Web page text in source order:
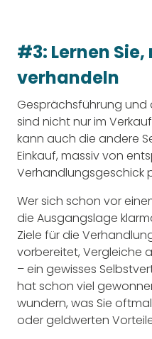
#3: Lernen
verhandeln
Gesprächsführung und
sind nicht nur im
kann auch die andere
Einkauf, massiv von
Verhandlungsgeschick
Wer sich schon vor
die Ausgangslage
Ziele für die
vorbereitet, Vergleiche
– ein gewisses
hat schon viel
wundern, was Sie
oder geldwerten